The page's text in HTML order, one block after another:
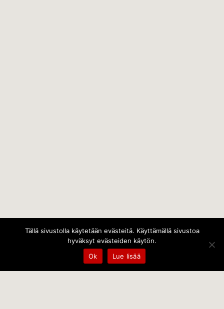
Tällä sivustolla käytetään evästeitä. Käyttämällä sivustoa
hyväksyt evästeiden käytön.
Ok
Lue lisää